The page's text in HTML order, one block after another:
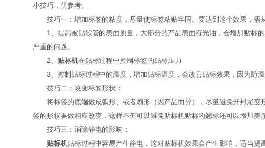
小技巧，供参考。
技巧一：增加标签的粘度，尽量使标签粘贴牢固。要达到这个效果，需
1、提高被贴软管的表面质量，大部分的产品表面有光油，会增加贴标的
严重的问题。
2、 贴标机在贴标过程中控制标签的贴标压力
3、控制贴标过程中的温度，增加贴标温度，会改善贴标效果，因为随温
技巧二：改变标签形状：
将标签的底端做成弧形、或者扇形（因产品而异），尽量避免开封尾变
签的形状要做相应改变，这样不但可以避免贴标机贴标的翘标还可以增加美感
技巧三：消除静电的影响：
贴标机贴标过程中容易产生静电，这对贴标机效果会产生影响，适当